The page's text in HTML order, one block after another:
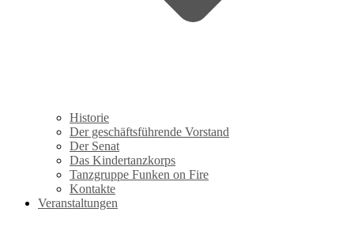
Historie
Der geschäftsführende Vorstand
Der Senat
Das Kindertanzkorps
Tanzgruppe Funken on Fire
Kontakte
Veranstaltungen